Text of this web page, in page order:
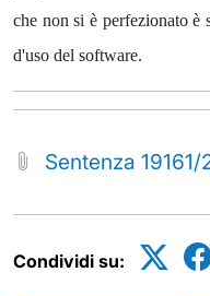
che non si è perfezionato è
d'uso del software.
Sentenza 19161/
Condividi su: